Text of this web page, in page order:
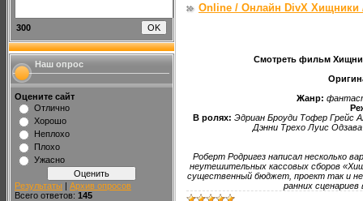
300
Наш опрос
Оцените сайт
Отлично
Хорошо
Неплохо
Плохо
Ужасно
Результаты | Архив опросов
Всего ответов: 145
Online / Онлайн DivX Хищники
Смотреть фильм
Жанр:
В ролях: Эдриан Броуди Тофер Грейс
Дэнни Трехо Луис
Роберт Родригез написал несколько
неутешительных кассовых сборов
существенный бюджет, проект так и не
ранних